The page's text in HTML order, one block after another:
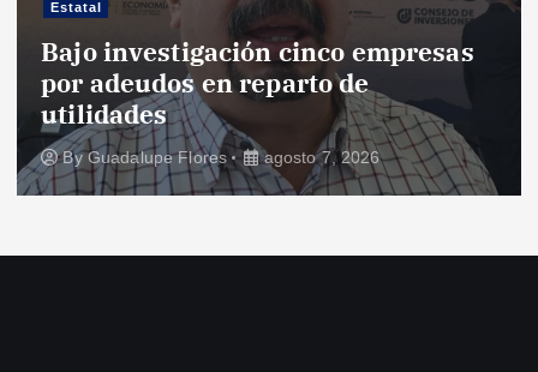
Estatal
Bajo investigación cinco empresas
por adeudos en reparto de
utilidades
ByGuadalupe Flores agosto 7, 2026